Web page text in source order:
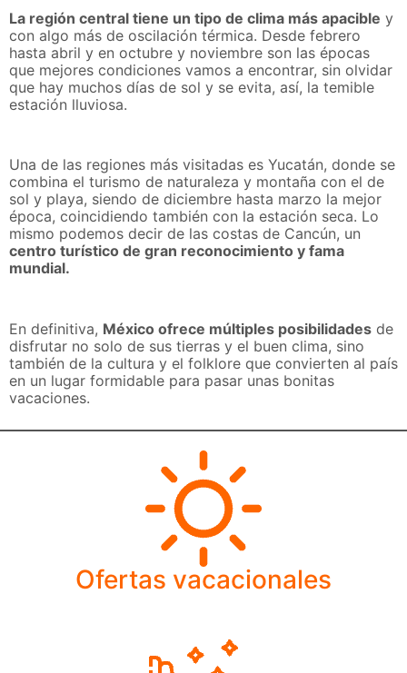
La región central tiene un tipo de clima más apacible y
con algo más de oscilación térmica. Desde febrero
hasta abril y en octubre y noviembre son las épocas
que mejores condiciones vamos a encontrar, sin olvidar
que hay muchos días de sol y se evita, así, la temible
estación lluviosa.
Una de las regiones más visitadas es Yucatán, donde se
combina el turismo de naturaleza y montaña con el de
sol y playa, siendo de diciembre hasta marzo la mejor
época, coincidiendo también con la estación seca. Lo
mismo podemos decir de las costas de Cancún, un
centro turístico de gran reconocimiento y fama
mundial.
En definitiva, México ofrece múltiples posibilidades de
disfrutar no solo de sus tierras y el buen clima, sino
también de la cultura y el folklore que convierten al país
en un lugar formidable para pasar unas bonitas
vacaciones.
Ofertas vacacionales